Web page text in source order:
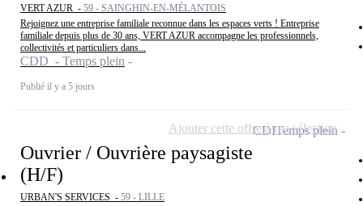
VERT AZUR - 59 - SAINGHIN-EN-MÉLANTOIS
Rejoignez une entreprise familiale reconnue dans les espaces verts ! Entreprise
familiale depuis plus de 30 ans, VERT AZUR accompagne les professionnels,
collectivités et particuliers dans...
CDD - Temps plein
Publié il y a 5 jours
Ouvrier / Ouvrière paysagiste
(H/F)
URBAN'S SERVICES - 59 - LILLE
CDITemps plein
Ajouter cette offre à ma sélection